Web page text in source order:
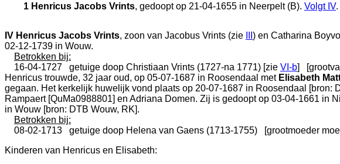
1 Henricus Jacobs Vrints, gedoopt op 21-04-1655 in Neerpelt (B). Volgt IV.
IV Henricus Jacobs Vrints, zoon van Jacobus Vrints (zie ) en Catharina
02-12-1739 in Wouw.
Betrokken bij:
16-04-1727
getuige doop Christiaan Vrints (1727-na 1771) [zie VI-b]
Henricus trouwde, 32 jaar oud, op 05-07-1687 in Roosendaal met Elisabeth
gegaan. Het kerkelijk huwelijk vond plaats op 20-07-1687 in Roosendaal [bron:
Rampaert [QuMa0988801] en Adriana Domen. Zij is gedoopt op 03-04-1661 in
in Wouw [bron: DTB Wouw, RK].
Betrokken bij:
08-02-1713
getuige doop Helena van Gaens (1713-1755)
[grootmoeder
Kinderen van Henricus en Elisabeth: